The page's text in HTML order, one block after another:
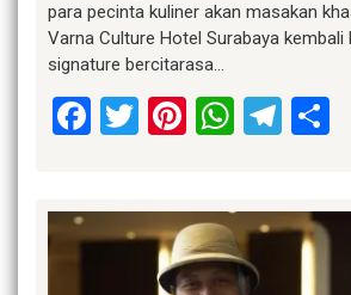
para pecinta kuliner akan masakan
Varna Culture Hotel Surabaya kembali
signature bercitarasa…
Facebook
Twitter
Pinterest